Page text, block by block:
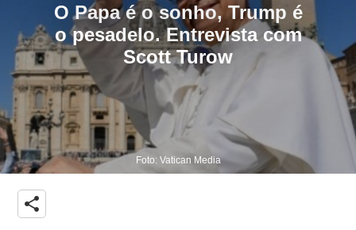
O Papa é o sonho, Trump é
o pesadelo. Entrevista com
Scott Turow
Foto: Vatican Media
share